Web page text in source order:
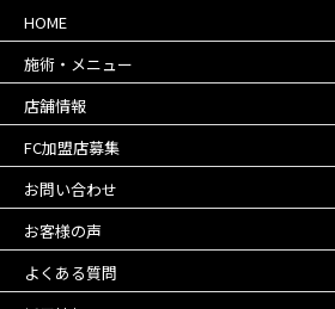
HOME
施術・メニュー
店舗情報
FC加盟店募集
お問い合わせ
お客様の声
よくある質問